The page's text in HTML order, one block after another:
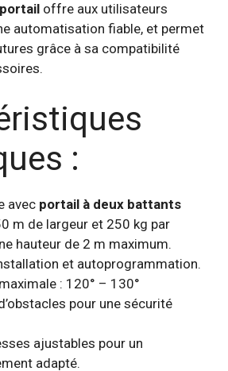
offre aux utilisateurs
automatisation fiable, et permet
grâce à sa compatibilité
:
avec portail à deux battants
m de largeur et 250 kg par
hauteur de 2 m maximum.
et autoprogrammation.
: 120° – 130°
pour une sécurité
ajustables pour un
adapté.